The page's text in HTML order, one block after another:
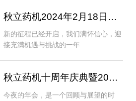
秋立药机2024年2月18日开工大吉
新的征程已经开启，我们满怀信心，迎
接充满机遇与挑战的一年
秋立药机十周年庆典暨2024年迎新年会
今夜的年会，是一个回顾与展望的时